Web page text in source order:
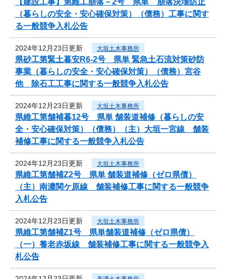
（暮らしの安全・安心確保対策）（債務）工事に関す
る一般競争入札公告
2024年12月23日更新 大垣土木事務所
県砂工第緊土暮安R6-2号 県単 緊急土石流対策砂防
事業（暮らしの安全・安心確保対策）（債務）宮谷
他 除石工工事に関する一般競争入札公告
2024年12月23日更新 大垣土木事務所
県維工第舗補暮12号 県単 舗装道補修（暮らしの安
全・安心確保対策）（債務）（主）大垣一宮線 舗装
補修工事に関する一般競争入札公告
2024年12月23日更新 大垣土木事務所
県維工第舗補Z2号 県単 舗装道補修（ゼロ県債）
（主）南濃関ケ原線 舗装補修工事に関する一般競争
入札公告
2024年12月23日更新 大垣土木事務所
県維工第舗補Z1号 県単舗装道補修（ゼロ県債）
（一）養老赤坂線 舗装補修工事に関する一般競争入
札公告